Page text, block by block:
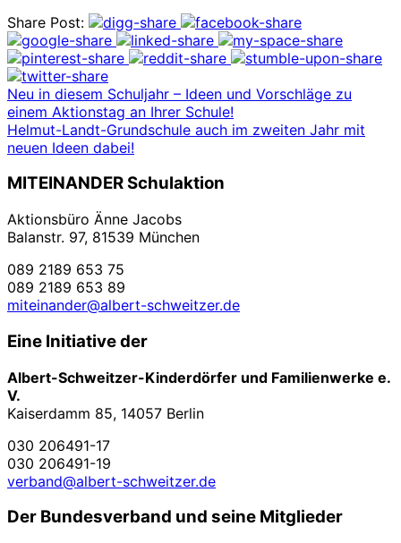
Share Post:
Neu in diesem Schuljahr – Ideen und Vorschläge zu
einem Aktionstag an Ihrer Schule!
Helmut-Landt-Grundschule auch im zweiten Jahr mit
neuen Ideen dabei!
MITEINANDER Schulaktion
Aktionsbüro Änne Jacobs
Balanstr. 97, 81539 München
089 2189 653 75
089 2189 653 89
miteinander@albert-schweitzer.de
Eine Initiative der
Albert-Schweitzer-Kinderdörfer und Familienwerke e.
V.
Kaiserdamm 85, 14057 Berlin
030 206491-17
030 206491-19
verband@albert-schweitzer.de
Der Bundesverband und seine Mitglieder